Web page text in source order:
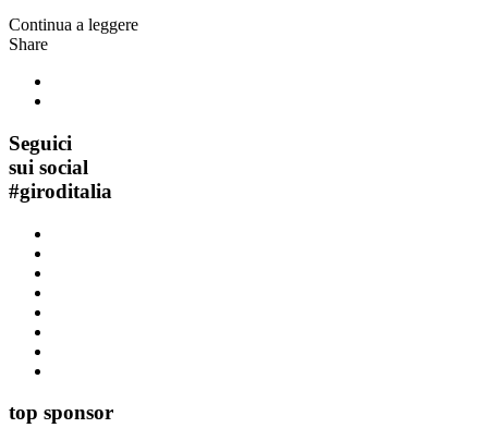
Continua a leggere
Share
Seguici
sui social
#giroditalia
top sponsor